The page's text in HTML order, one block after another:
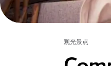
观光景点